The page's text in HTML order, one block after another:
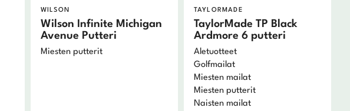
WILSON
Wilson Infinite Michigan
Avenue Putteri
Miesten putterit
TAYLORMADE
TaylorMade TP Black
Ardmore 6 putteri
Aletuotteet
Golfmailat
Miesten mailat
Miesten putterit
Naisten mailat